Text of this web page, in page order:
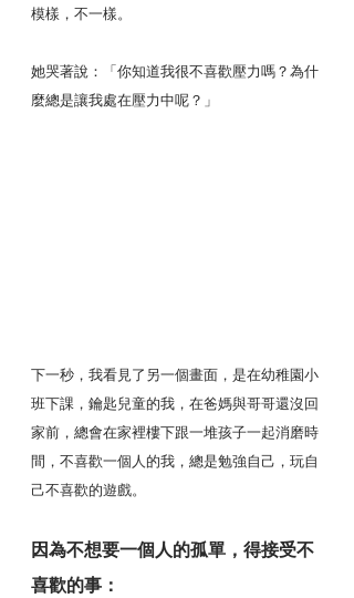
模樣，不一樣。
她哭著說：「你知道我很不喜歡壓力嗎？為什
麼總是讓我處在壓力中呢？」
下一秒，我看見了另一個畫面，是在幼稚園小
班下課，鑰匙兒童的我，在爸媽與哥哥還沒回
家前，總會在家裡樓下跟一堆孩子一起消磨時
間，不喜歡一個人的我，總是勉強自己，玩自
己不喜歡的遊戲。
因為不想要一個人的孤單，得接受不
喜歡的事：